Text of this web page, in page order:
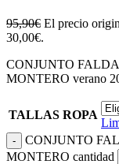
95,90€ El precio
30,00€.
CONJUNTO
MONTERO verano
TALLAS ROPA
CONJUNTO
MONTERO cantidad